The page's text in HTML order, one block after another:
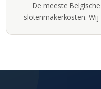
De meeste
slotenmakerkosten.